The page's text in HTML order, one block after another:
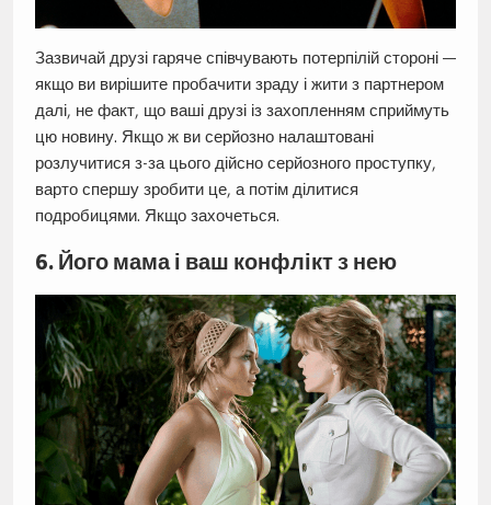
Зазвичай друзі гаряче співчувають потерпілій стороні —
якщо ви вирішите пробачити зраду і жити з партнером
далі, не факт, що ваші друзі із захопленням сприймуть
цю новину. Якщо ж ви серйозно налаштовані
розлучитися з-за цього дійсно серйозного проступку,
варто спершу зробити це, а потім ділитися
подробицями. Якщо захочеться.
6. Його мама і ваш конфлікт з нею